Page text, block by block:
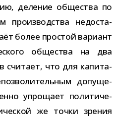
деле­ние обще­ства по
про­из­вод­ства недо­ста­
более про­стой вари­ант
обще­ства на два
счи­тает, что для капи­та­
допу­ще­
упро­щает поли­ти­че­
же точки зре­ния